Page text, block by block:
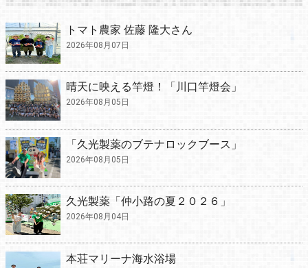
トマト農家 佐藤 隆大さん
2026年08月07日
晴天に映える竿燈！「川口竿燈会」
2026年08月05日
「久光製薬のブテナロックブース」
2026年08月05日
久光製薬「仲小路の夏２０２６」
2026年08月04日
本荘マリーナ海水浴場